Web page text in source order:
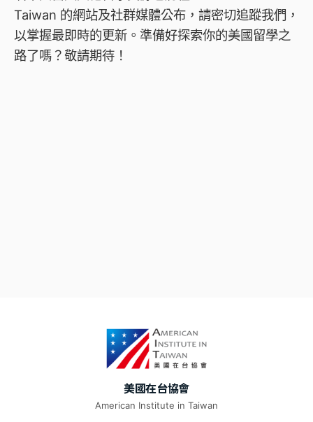
Taiwan 的網站及社群媒體公布，請密切追蹤我們，
以掌握最即時的更新。準備好探索你的美國留學之
路了嗎？敬請期待！
美國在台協會
American Institute in Taiwan